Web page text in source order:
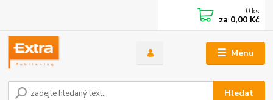
Menu
Hledat
0 ks
za 0,00 Kč